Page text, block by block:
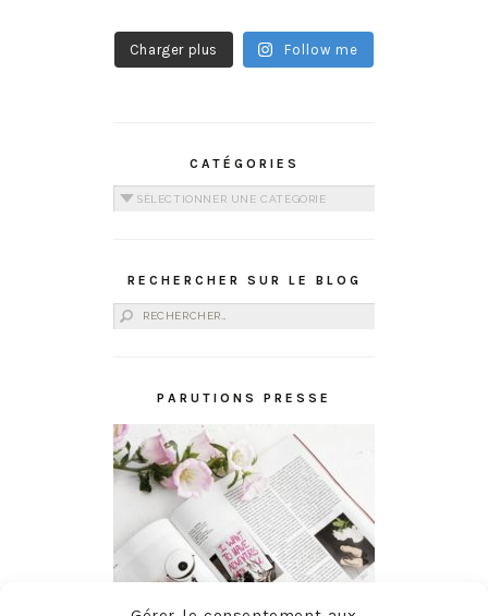
Charger plus Follow me
CATÉGORIES
Catégories
RECHERCHER SUR LE BLOG
Rechercher :
PARUTIONS PRESSE